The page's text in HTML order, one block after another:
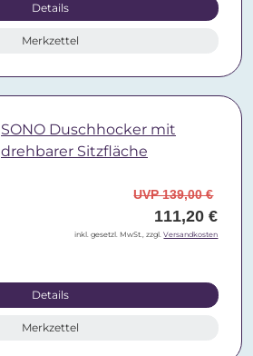
Details
Merkzettel
SONO Duschhocker mit
drehbarer Sitzfläche
UVP 139,00 €
111,20 €
inkl. gesetzl. MwSt., zzgl.Versandkosten
Details
Merkzettel